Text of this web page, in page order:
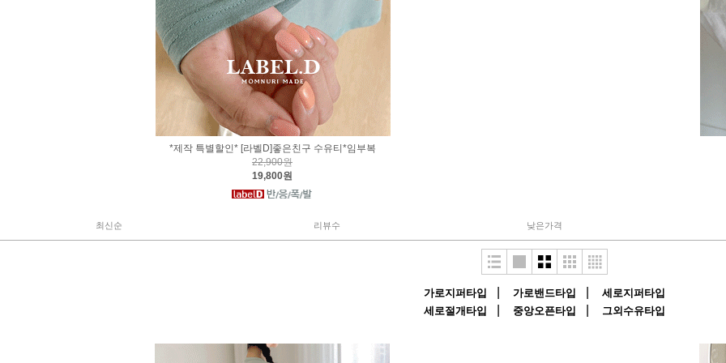
*제작 특별할인* [라벨D]좋은친구 수유티*임부복
22,900원
19,800원
최신순 리뷰수 낮은가격
가로지퍼타입 가로밴드타입
세로지퍼타입
세로절개타입
중앙오픈타입 그외수유타입